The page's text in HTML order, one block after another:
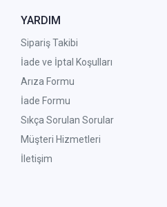
YARDIM
Sipariş Takibi
İade ve İptal Koşulları
Arıza Formu
İade Formu
Sıkça Sorulan Sorular
Müşteri Hizmetleri
İletişim